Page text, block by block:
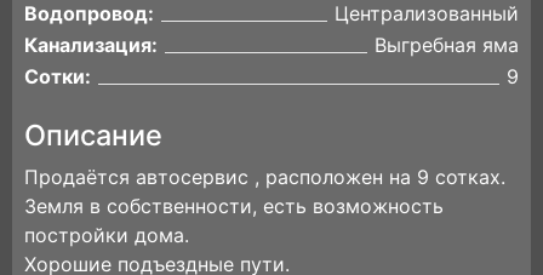
Водопровод:
Централизованный
Канализация:
Выгребная яма
Сотки:
9
Описание
Продаётся автосервис , расположен на 9 сотках.
Земля в собственности, есть возможность
постройки дома.
Хорошие подъездные пути.